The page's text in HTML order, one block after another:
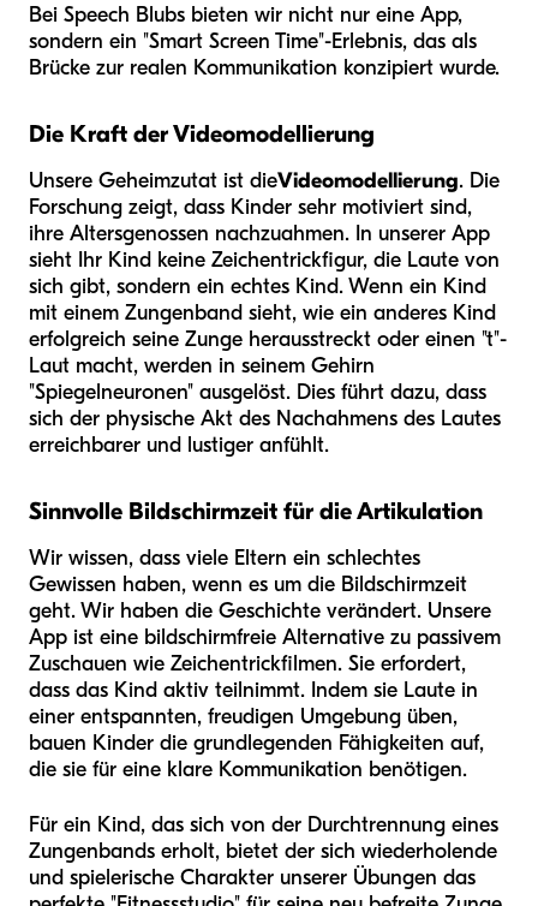
Bei Speech Blubs bieten wir nicht nur eine App,
sondern ein "Smart Screen Time"-Erlebnis, das als
Brücke zur realen Kommunikation konzipiert wurde.
Die Kraft der Videomodellierung
Unsere Geheimzutat ist dieVideomodellierung. Die
Forschung zeigt, dass Kinder sehr motiviert sind,
ihre Altersgenossen nachzuahmen. In unserer App
sieht Ihr Kind keine Zeichentrickfigur, die Laute von
sich gibt, sondern ein echtes Kind. Wenn ein Kind
mit einem Zungenband sieht, wie ein anderes Kind
erfolgreich seine Zunge herausstreckt oder einen "t"-
Laut macht, werden in seinem Gehirn
"Spiegelneuronen" ausgelöst. Dies führt dazu, dass
sich der physische Akt des Nachahmens des Lautes
erreichbarer und lustiger anfühlt.
Sinnvolle Bildschirmzeit für die Artikulation
Wir wissen, dass viele Eltern ein schlechtes
Gewissen haben, wenn es um die Bildschirmzeit
geht. Wir haben die Geschichte verändert. Unsere
App ist eine bildschirmfreie Alternative zu passivem
Zuschauen wie Zeichentrickfilmen. Sie erfordert,
dass das Kind aktiv teilnimmt. Indem sie Laute in
einer entspannten, freudigen Umgebung üben,
bauen Kinder die grundlegenden Fähigkeiten auf,
die sie für eine klare Kommunikation benötigen.
Für ein Kind, das sich von der Durchtrennung eines
Zungenbands erholt, bietet der sich wiederholende
und spielerische Charakter unserer Übungen das